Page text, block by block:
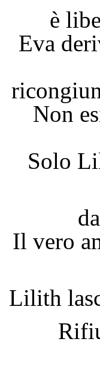
è
Eva
Non
Solo
Il vero
Lilith